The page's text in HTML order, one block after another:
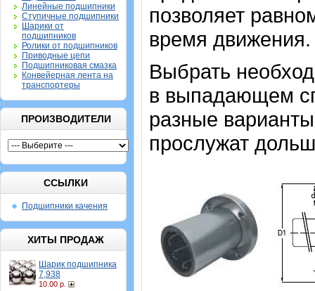
Линейные подшипники
Ступичные подшипники
Шарики от
подшипников
Ролики от подшипников
Приводные цепи
Подшипниковая смазка
Конвейерная лента на
транспортеры
ПРОИЗВОДИТЕЛИ
ССЫЛКИ
Подшипники качения
ХИТЫ ПРОДАЖ
Шарик подшипника
7,938
10.00 р.
позволяет
время движения.
Выбрать
в выпадающем
разные
прослужат